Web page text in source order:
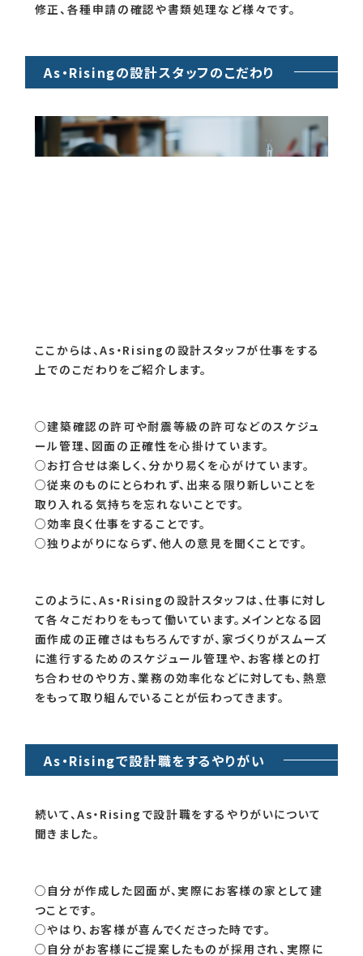
修正、各種申請の確認や書類処理など様々です。
As・Risingの設計スタッフのこだわり
ここからは、As・Risingの設計スタッフが仕事をする
上でのこだわりをご紹介します。
○建築確認の許可や耐震等級の許可などのスケジュ
ール管理、図面の正確性を心掛けています。
○お打合せは楽しく、分かり易くを心がけています。
○従来のものにとらわれず、出来る限り新しいことを
取り入れる気持ちを忘れないことです。
○効率良く仕事をすることです。
○独りよがりにならず、他人の意見を聞くことです。
このように、As・Risingの設計スタッフは、仕事に対し
て各々こだわりをもって働いています。メインとなる図
面作成の正確さはもちろんですが、家づくりがスムーズ
に進行するためのスケジュール管理や、お客様との打
ち合わせのやり方、業務の効率化などに対しても、熱意
をもって取り組んでいることが伝わってきます。
As・Risingで設計職をするやりがい
続いて、As・Risingで設計職をするやりがいについて
聞きました。
○自分が作成した図面が、実際にお客様の家として建
つことです。
○やはり、お客様が喜んでくださった時です。
○自分がお客様にご提案したものが採用され、実際に